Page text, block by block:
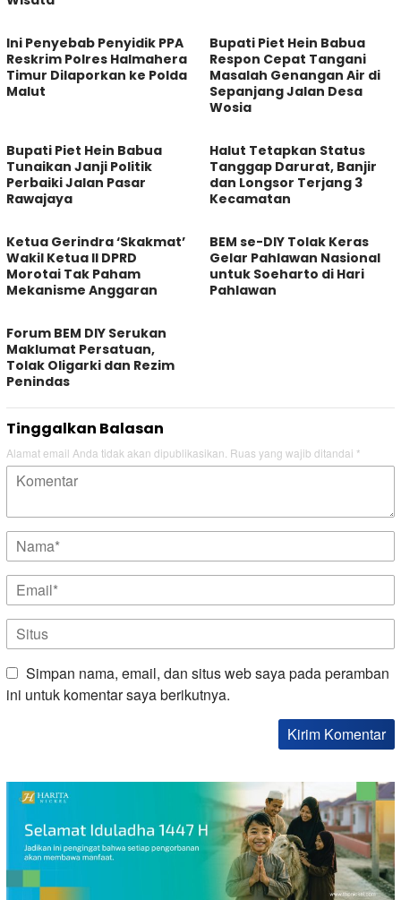
Ini Penyebab Penyidik PPA
Reskrim Polres Halmahera
Timur Dilaporkan ke Polda
Malut
Bupati Piet Hein Babua
Respon Cepat Tangani
Masalah Genangan Air di
Sepanjang Jalan Desa
Wosia
Bupati Piet Hein Babua
Tunaikan Janji Politik
Perbaiki Jalan Pasar
Rawajaya
Halut Tetapkan Status
Tanggap Darurat, Banjir
dan Longsor Terjang 3
Kecamatan
Ketua Gerindra ‘Skakmat’
Wakil Ketua II DPRD
Morotai Tak Paham
Mekanisme Anggaran
BEM se-DIY Tolak Keras
Gelar Pahlawan Nasional
untuk Soeharto di Hari
Pahlawan
Forum BEM DIY Serukan
Maklumat Persatuan,
Tolak Oligarki dan Rezim
Penindas
Tinggalkan Balasan
Alamat email Anda tidak akan dipublikasikan. Ruas yang wajib ditandai *
Simpan nama, email, dan situs web saya pada peramban
ini untuk komentar saya berikutnya.